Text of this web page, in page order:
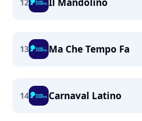
12
13 Ma Che Tempo Fa
14 Carnaval Latino